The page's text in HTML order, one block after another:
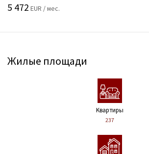
5 472 EUR / мес.
Жилые площади
Kвартиры
237